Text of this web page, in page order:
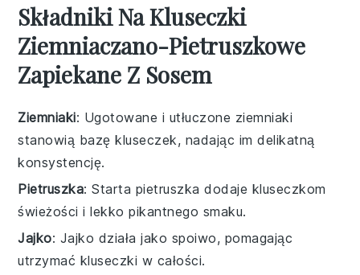
Składniki Na Kluseczki
Ziemniaczano-Pietruszkowe
Zapiekane Z Sosem
Ziemniaki: Ugotowane i utłuczone ziemniaki
stanowią bazę kluseczek, nadając im delikatną
konsystencję.
Pietruszka: Starta pietruszka dodaje kluseczkom
świeżości i lekko pikantnego smaku.
Jajko: Jajko działa jako spoiwo, pomagając
utrzymać kluseczki w całości.